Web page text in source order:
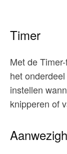
Timer
Met de
het
instellen
knipperen of